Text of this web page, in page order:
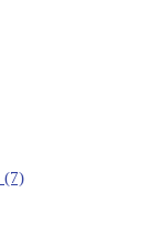
(7)